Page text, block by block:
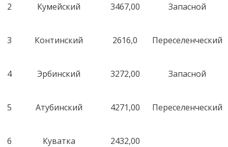
2 Кумейский 3467,00 Запасной
3 Континский 2616,0 Переселенческий
4 Эрбинский 3272,00 Запасной
5 Атубинский 4271,00 Переселенческий
6 Куватка 2432,00